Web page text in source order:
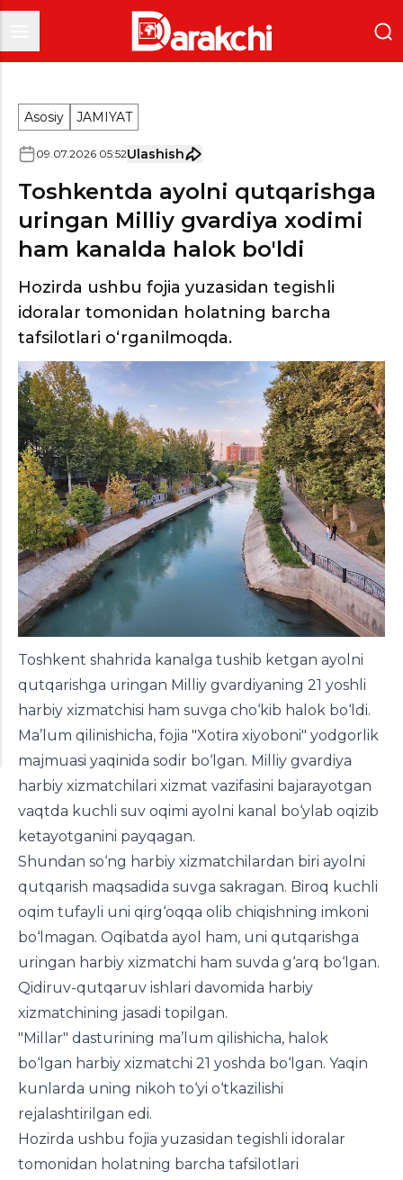
Asosiy JAMIYAT
09.07.2026 05:52Ulashish
Toshkentda ayolni qutqarishga
uringan Milliy gvardiya xodimi
ham kanalda halok bo'ldi
Hozirda ushbu fojia yuzasidan tegishli
idoralar tomonidan holatning barcha
tafsilotlari o‘rganilmoqda.
Toshkent shahrida kanalga tushib ketgan ayolni
qutqarishga uringan Milliy gvardiyaning 21 yoshli
harbiy xizmatchisi ham suvga cho‘kib halok bo‘ldi.
Ma’lum qilinishicha, fojia "Xotira xiyoboni" yodgorlik
majmuasi yaqinida sodir bo‘lgan. Milliy gvardiya
harbiy xizmatchilari xizmat vazifasini bajarayotgan
vaqtda kuchli suv oqimi ayolni kanal bo‘ylab oqizib
ketayotganini payqagan.
Shundan so‘ng harbiy xizmatchilardan biri ayolni
qutqarish maqsadida suvga sakragan. Biroq kuchli
oqim tufayli uni qirg‘oqqa olib chiqishning imkoni
bo‘lmagan. Oqibatda ayol ham, uni qutqarishga
uringan harbiy xizmatchi ham suvda g‘arq bo‘lgan.
Qidiruv-qutqaruv ishlari davomida harbiy
xizmatchining jasadi topilgan.
"Millar" dasturining ma’lum qilishicha, halok
bo‘lgan harbiy xizmatchi 21 yoshda bo‘lgan. Yaqin
kunlarda uning nikoh to‘yi o‘tkazilishi
rejalashtirilgan edi.
Hozirda ushbu fojia yuzasidan tegishli idoralar
tomonidan holatning barcha tafsilotlari